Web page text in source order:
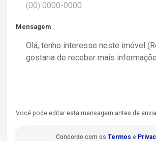
Mensagem
Você pode editar esta mensagem antes de
Concordo com os Termos e